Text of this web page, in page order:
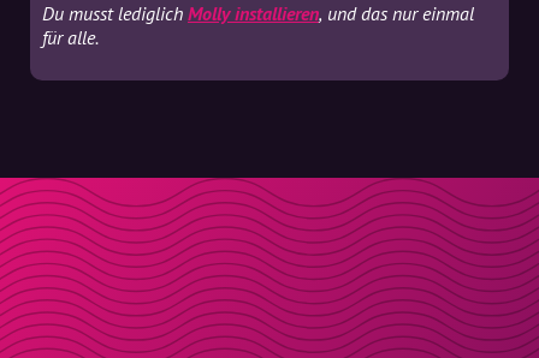
Du musst lediglich Molly installieren, und das nur einmal
für alle.